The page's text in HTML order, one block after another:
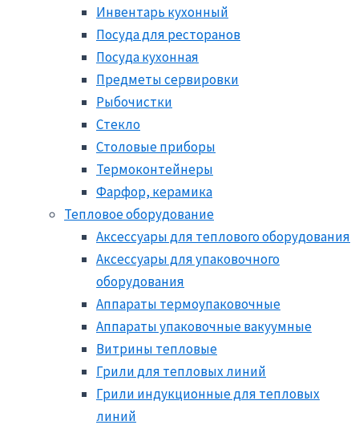
Инвентарь кухонный
Посуда для ресторанов
Посуда кухонная
Предметы сервировки
Рыбочистки
Стекло
Столовые приборы
Термоконтейнеры
Фарфор, керамика
Тепловое оборудование
Аксессуары для теплового оборудования
Аксессуары для упаковочного
оборудования
Аппараты термоупаковочные
Аппараты упаковочные вакуумные
Витрины тепловые
Грили для тепловых линий
Грили индукционные для тепловых
линий